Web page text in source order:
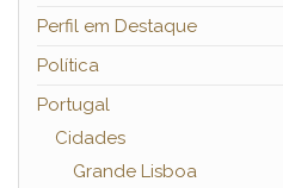
Perfil em Destaque
Política
Portugal
Cidades
Grande Lisboa